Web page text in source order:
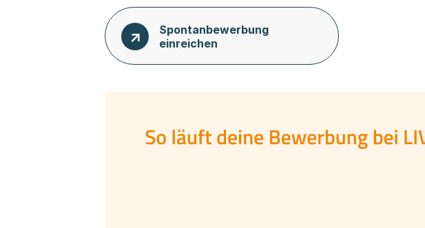
Spontanbewerbung
einreichen